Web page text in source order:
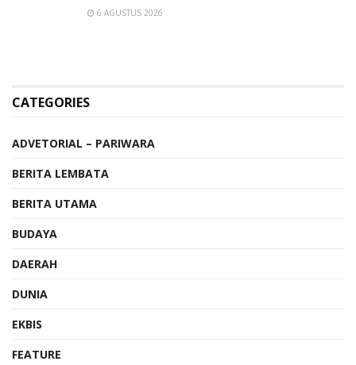
6 AGUSTUS 2026
CATEGORIES
ADVETORIAL – PARIWARA
BERITA LEMBATA
BERITA UTAMA
BUDAYA
DAERAH
DUNIA
EKBIS
FEATURE